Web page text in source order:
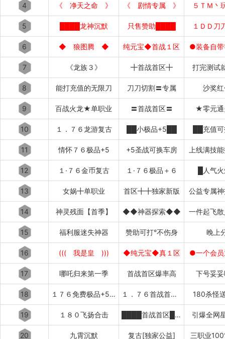
4 《 净天之命 》 《 剧情专属 》 ５ＴＭ丶
5 ████龙神沉默 只售赞助████ １ＤＤ刀
6 ◆ 狼图腾 ◆ 纯元宝◆首战１区 ●装备自
7 《龙族３》 ╋首战首区╋ 打完测试
8 能打充值的无限刀 刀刀切割〓专属 沙奖
9 百战火龙★单职业 〓首战首区〓 ★零元
10 １．７６龙游复古 ██小极品+5██ ██充值
11 情怀７６极品+5 +5圣战可换车房 上线满技
12 １·７６金币复古 １·７６极品＋６ █人气
13 女娲╋单职业 首区╋╋独家新版 公益专属
14 神灵残面【首季】 ◆◆神器探索◆◆ 一件起飞
15 福利服迷失神器 赞助可打°不伤身 晚上
16 ((( 我是皇 ))) ◆纯元宝◆真１区 ●一个会
17 哪吒归来第一季 首战首区爆率高 下号妥
18 １７６免费极品+5〓道招猛虎〓 １．７６首战首区刚开１秒███ 180杀怪
19 １８０飞扬合击 ████首战首区████ 引爆全网
20 九霄沉默 复古[独家公益] 三职业